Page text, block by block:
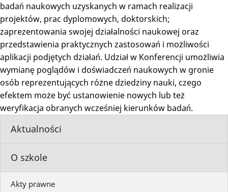
Aktualności
O szkole
Akty prawne
badań naukowych uzyskanych w ramach realizacji
projektów, prac dyplomowych, doktorskich;
zaprezentowania swojej działalności naukowej oraz
przedstawienia praktycznych zastosowań i możliwości
aplikacji podjętych działań. Udział w Konferencji umożliwia
wymianę poglądów i doświadczeń naukowych w gronie
osób reprezentujących różne dziedziny nauki, czego
efektem może być ustanowienie nowych lub też
weryfikacja obranych wcześniej kierunków badań.